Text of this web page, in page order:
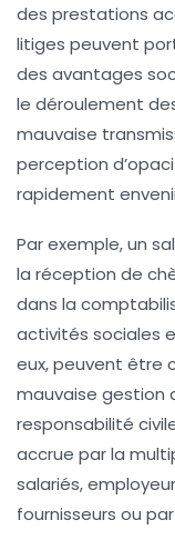
des prestations
litiges peuvent
des avantages
le déroulement
mauvaise
perception
rapidement
Par exemple, un
la réception de
dans la
activités sociales
eux, peuvent être
mauvaise gestion
responsabilité
accrue par la
salariés,
fournisseurs ou